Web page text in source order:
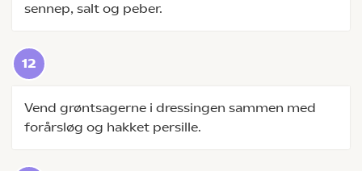
sennep, salt og peber.
Vend grøntsagerne i dressingen sammen med
forårsløg og hakket persille.